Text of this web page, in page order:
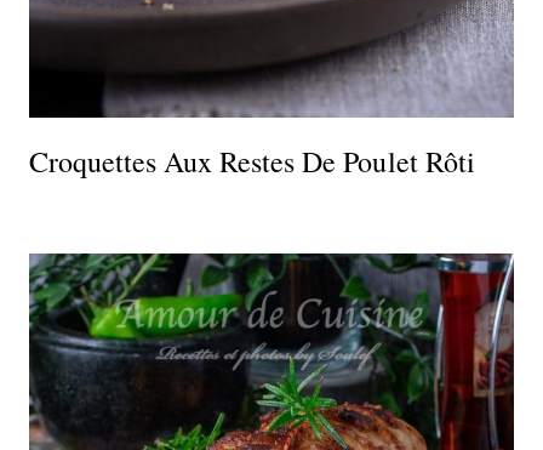
Croquettes Aux Restes De Poulet Rôti